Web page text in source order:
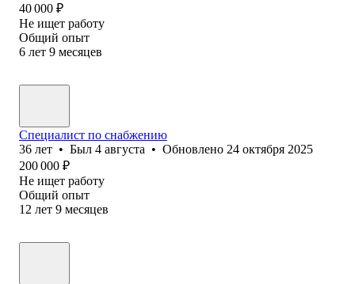
40 000 ₽
Не ищет работу
Общий опыт
6 лет 9 месяцев
Специалист по снабжению
36 лет • Был 4 августа • Обновлено 24 октября 2025
200 000 ₽
Не ищет работу
Общий опыт
12 лет 9 месяцев